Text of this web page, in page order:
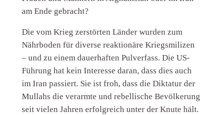
am Ende gebracht?
Die vom Krieg zerstörten Länder wurden zum
Nährboden für diverse reaktionäre Kriegsmilizen
– und zu einem dauerhaften Pulverfass. Die US-
Führung hat kein Interesse daran, dass dies auch
im Iran passiert. Sie ist froh, dass die Diktatur der
Mullahs die verarmte und rebellische Bevölkerung
seit vielen Jahren erfolgreich unter der Knute hält.